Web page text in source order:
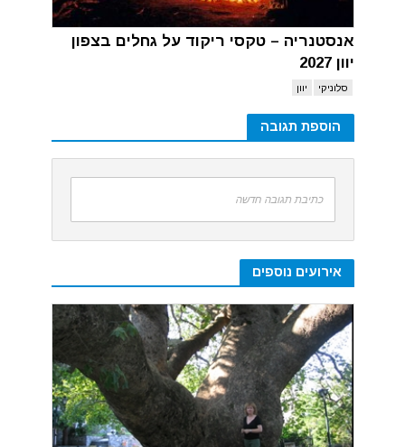
אנסטנריה – טקסי ריקוד על גחלים בצפון
יוון 2027
סלוניקי יוון
הוספת תגובה
כתיבת תגובה חדשה
אירועים נוספים